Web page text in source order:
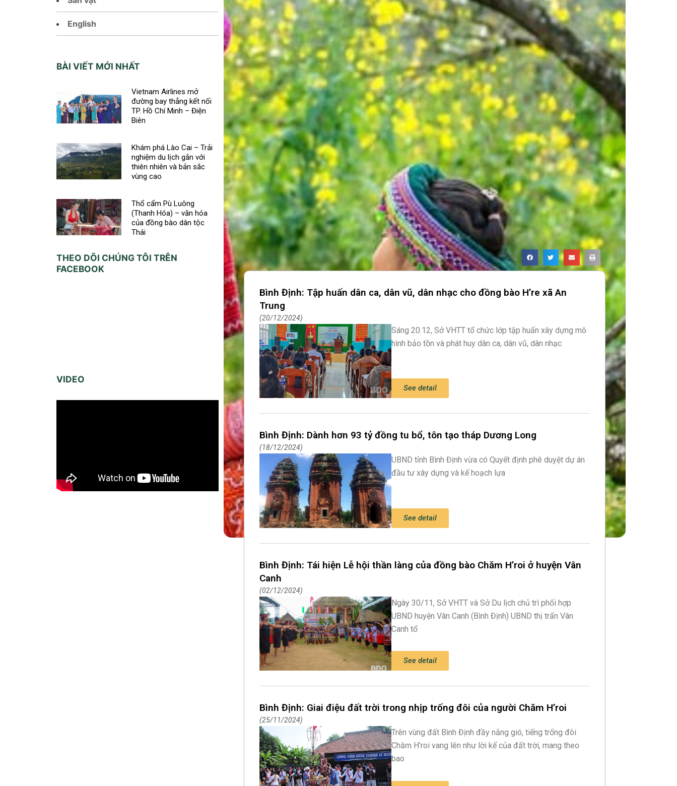
English
BÀI VIẾT MỚI NHẤT
Vietnam Airlines mở
đường bay thẳng kết nối
TP. Hồ Chí Minh – Điện
Biên
Khám phá Lào Cai – Trải
nghiệm du lịch gắn với
thiên nhiên và bản sắc
vùng cao
Thổ cẩm Pù Luông
(Thanh Hóa) – văn hóa
của đồng bào dân tộc
Thái
THEO DÕI CHÚNG TÔI TRÊN
FACEBOOK
VIDEO
Bình Định: Tập huấn dân ca, dân vũ, dân nhạc cho đồng bào H’re xã An
Trung
20/12/2024
Sáng 20.12, Sở VHTT tổ chức lớp tập huấn xây dựng mô
hình bảo tồn và phát huy dân ca, dân vũ, dân nhạc
See detail
Bình Định: Dành hơn 93 tỷ đồng tu bổ, tôn tạo tháp Dương Long
18/12/2024
UBND tỉnh Bình Định vừa có Quyết định phê duyệt dự án
đầu tư xây dựng và kế hoạch lựa
See detail
Bình Định: Tái hiện Lễ hội thần làng của đồng bào Chăm H’roi ở huyện Vân
Canh
02/12/2024
Ngày 30/11, Sở VHTT và Sở Du lịch chủ trì phối hợp
UBND huyện Vân Canh (Bình Định) UBND thị trấn Vân
Canh tổ
See detail
Bình Định: Giai điệu đất trời trong nhịp trống đôi của người Chăm H’roi
25/11/2024
Trên vùng đất Bình Định đầy nắng gió, tiếng trống đôi
Chăm H’roi vang lên như lời kể của đất trời, mang theo
bao